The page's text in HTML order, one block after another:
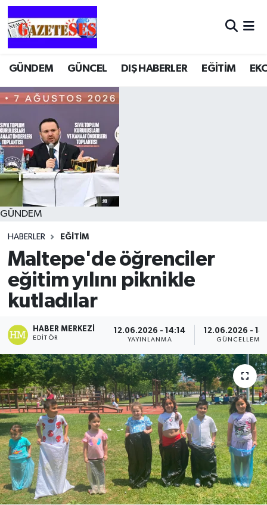
GÜNDEM GÜNCEL DIŞ HABERLER EĞİTİM
GÜNDEM
HABERLER EĞİTİM
Maltepe'de öğrenciler
eğitim yılını piknikle
kutladılar
HABER MERKEZI
EDITÖR
12.06.2026 - 14:14
YAYINLANMA
12.06.2026 -
GÜNCELLEME